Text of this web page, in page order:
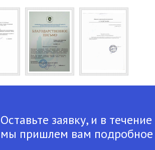
Оставьте заявку, и в
мы пришлем вам